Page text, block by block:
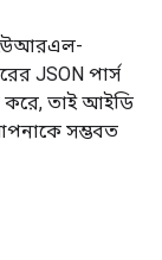
JSON পার্স
করে, তাই আইডি
সম্ভবত